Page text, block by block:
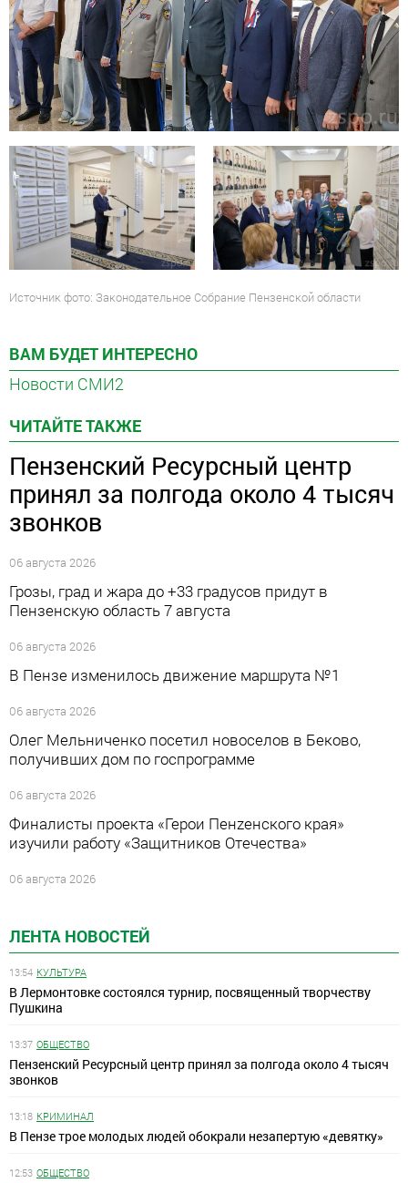
ЛЕНТА НОВОСТЕЙ
13:54 КУЛЬТУРА
В Лермонтовке состоялся турнир, посвященный творчеству
Пушкина
13:37 ОБЩЕСТВО
Пензенский Ресурсный центр принял за полгода около 4 тысяч
звонков
13:18 КРИМИНАЛ
В Пензе трое молодых людей обокрали незапертую «девятку»
12:53 ОБЩЕСТВО
Источник фото: Законодательное Собрание Пензенской области
ВАМ БУДЕТ ИНТЕРЕСНО
Новости СМИ2
ЧИТАЙТЕ ТАКЖЕ
Пензенский Ресурсный центр
принял за полгода около 4 тысяч
звонков
06 августа 2026
Грозы, град и жара до +33 градусов придут в
Пензенскую область 7 августа
06 августа 2026
В Пензе изменилось движение маршрута №1
06 августа 2026
Олег Мельниченко посетил новоселов в Беково,
получивших дом по госпрограмме
06 августа 2026
Финалисты проекта «Герои Пенzенского края»
изучили работу «Защитников Отечества»
06 августа 2026